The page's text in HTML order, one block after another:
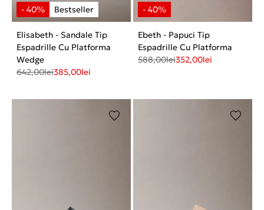
Elisabeth - Sandale Tip
Espadrille Cu Platforma
Wedge
642,00lei385,00lei
Ebeth - Papuci Tip
Espadrille Cu Platforma
588,00lei352,00lei